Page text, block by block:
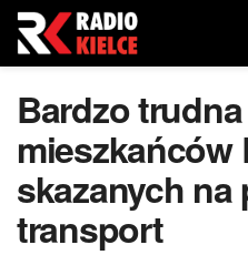
Bardzo
mieszkańców
skazanych
transport